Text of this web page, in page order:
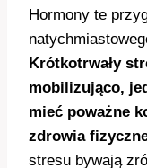
Hormony te
Krótkotrwały
mobilizująco,
mieć poważne
zdrowia
stresu bywają